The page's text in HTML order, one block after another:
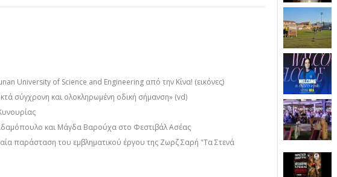
University of Science and Engineering από την Κίνα! (εικόνες)
σύγχρονη και ολοκληρωμένη οδική σήμανση» (vd)
και Μάγδα Βαρούχα στο Φεστιβάλ Ασέας
παράσταση του εμβληματικού έργου της Ζωρζ Σαρή "Τα Στενά